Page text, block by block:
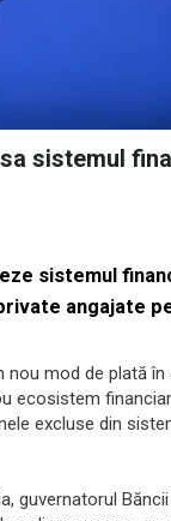
sistemul
sistemul
angajate
mod de plată
ecosistem
excluse din
guvernatorul